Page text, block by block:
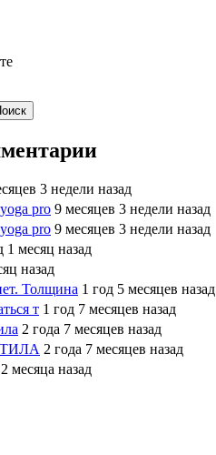
3 недели назад
pro 9 месяцев 3 недели назад
pro 9 месяцев 3 недели назад
1 месяц назад
назад
Толщина 1 год 5 месяцев назад
т 1 год 7 месяцев назад
2 года 7 месяцев назад
2 года 7 месяцев назад
месяца назад